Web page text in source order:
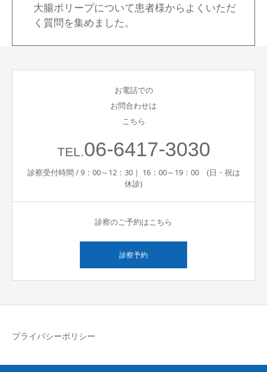
大腸ポリープについて患者様からよくいただ
く質問を集めました。
お電話での
お問合わせは
こちら
TEL.06-6417-3030
診察受付時間 / 9：00～12：30｜ 16：00～19：00 (日・祝は
休診)
診察のご予約はこちら
診察予約
プライバシーポリシー